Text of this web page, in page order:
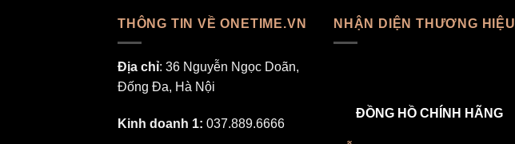
THÔNG TIN VỀ ONETIME.VN
Địa chỉ: 36 Nguyễn Ngọc Doãn,
Đống Đa, Hà Nội
Kinh doanh 1: 037.889.6666
NHẬN DIỆN THƯƠNG HIỆU
ĐỒNG HỒ CHÍNH HÃNG